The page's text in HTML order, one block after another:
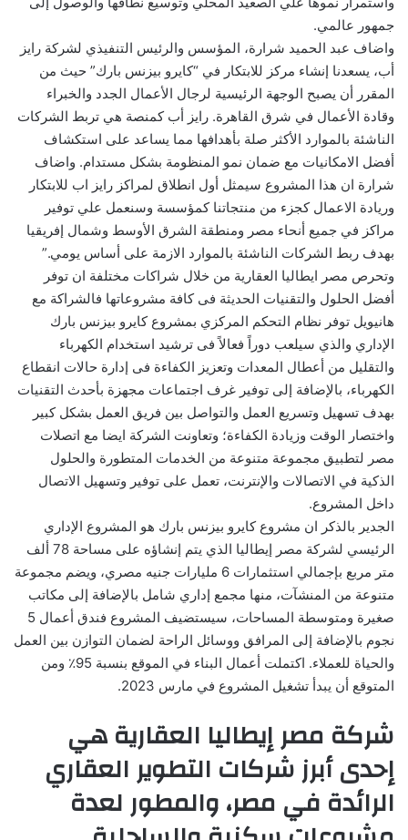
جمهور عالمي.
واضاف عبد الحميد شرارة، المؤسس والرئيس التنفيذي لشركة رايز
أب، يسعدنا إنشاء مركز للابتكار في “كايرو بيزنس بارك” حيث من
المقرر أن يصبح الوجهة الرئيسية لرجال الأعمال الجدد والخبراء
وقادة الأعمال في شرق القاهرة. رايز أب كمنصة هي تربط الشركات
الناشئة بالموارد الأكثر صلة بأهدافها مما يساعد على استكشاف
أفضل الامكانيات مع ضمان نمو المنظومة بشكل مستدام. واضاف
شرارة ان هذا المشروع سيمثل أول انطلاق لمراكز رايز اب للابتكار
وريادة الاعمال كجزء من منتجاتنا كمؤسسة وسنعمل علي توفير
مراكز في جميع أنحاء مصر ومنطقة الشرق الأوسط وشمال إفريقيا
بهدف ربط الشركات الناشئة بالموارد الازمة على أساس يومي.”
وتحرص مصر ايطاليا العقارية من خلال شراكات مختلفة ان توفر
أفضل الحلول والتقنيات الحديثة فى كافة مشروعاتها فالشراكة مع
هانيويل توفر نظام التحكم المركزي بمشروع كايرو بيزنس بارك
الإداري والذي سيلعب دوراً فعالاً فى ترشيد استخدام الكهرباء
والتقليل من أعطال المعدات وتعزيز الكفاءة فى إدارة حالات انقطاع
الكهرباء، بالإضافة إلى توفير غرف اجتماعات مجهزة بأحدث التقنيات
بهدف تسهيل وتسريع العمل والتواصل بين فريق العمل بشكل كبير
واختصار الوقت وزيادة الكفاءة؛ وتعاونت الشركة ايضا مع اتصلات
مصر لتطبيق مجموعة متنوعة من الخدمات المتطورة والحلول
الذكية في الاتصالات والإنترنت، تعمل على توفير وتسهيل الاتصال
داخل المشروع.
الجدير بالذكر ان مشروع كايرو بيزنس بارك هو المشروع الإداري
الرئيسي لشركة مصر إيطاليا الذي يتم إنشاؤه على مساحة 78 ألف
متر مربع بإجمالي استثمارات 6 مليارات جنيه مصري، ويضم مجموعة
متنوعة من المنشآت، منها مجمع إداري شامل بالإضافة إلى مكاتب
صغيرة ومتوسطة المساحات، سيستضيف المشروع فندق أعمال 5
نجوم بالإضافة إلى المرافق ووسائل الراحة لضمان التوازن بين العمل
والحياة للعملاء. اكتملت أعمال البناء في الموقع بنسبة 95٪ ومن
المتوقع أن يبدأ تشغيل المشروع في مارس 2023.
شركة مصر إيطاليا العقارية هي
إحدى أبرز شركات التطوير العقاري
الرائدة في مصر، والمطور لعدة